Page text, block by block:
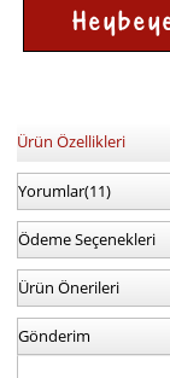
Ürün Özellikleri
Yorumlar(11)
Ödeme Seçenekleri
Ürün Önerileri
Gönderim